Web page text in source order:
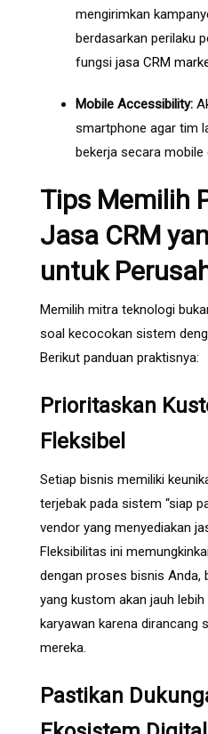
mengirimkan
berdasarkan perilaku
fungsi jasa CRM
Mobile Accessibility:
smartphone agar tim
bekerja secara mobile
Tips Memilih
Jasa CRM
untuk
Memilih mitra teknologi
soal kecocokan sistem
Berikut panduan praktisnya:
Prioritaskan
Fleksibel
Setiap bisnis memiliki
terjebak pada sistem “siap
vendor yang menyediakan
Fleksibilitas ini
dengan proses bisnis Anda,
yang kustom akan jauh
karyawan karena dirancang
mereka.
Pastikan